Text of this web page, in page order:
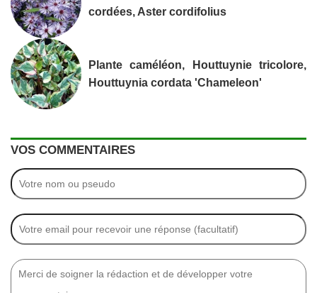
cordées, Aster cordifolius
Plante caméléon, Houttuynie tricolore,
Houttuynia cordata 'Chameleon'
VOS COMMENTAIRES